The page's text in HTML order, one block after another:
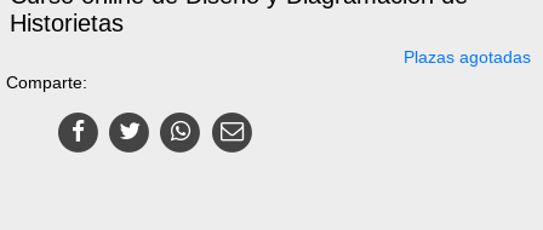
Historietas
Plazas agotadas
Comparte: